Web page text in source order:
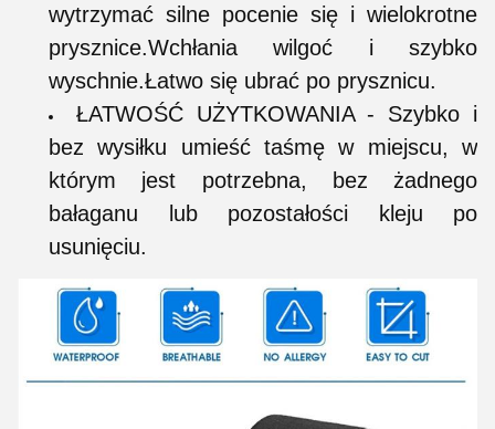
wytrzymać silne pocenie się i wielokrotne
prysznice.Wchłania wilgoć i szybko
wyschnie.Łatwo się ubrać po prysznicu.
ŁATWOŚĆ UŻYTKOWANIA - Szybko i
bez wysiłku umieść taśmę w miejscu, w
którym jest potrzebna, bez żadnego
bałaganu lub pozostałości kleju po
usunięciu.